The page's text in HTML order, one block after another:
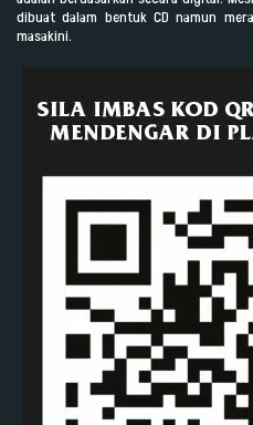
dibuat dalam bentuk CD namun
masakini.